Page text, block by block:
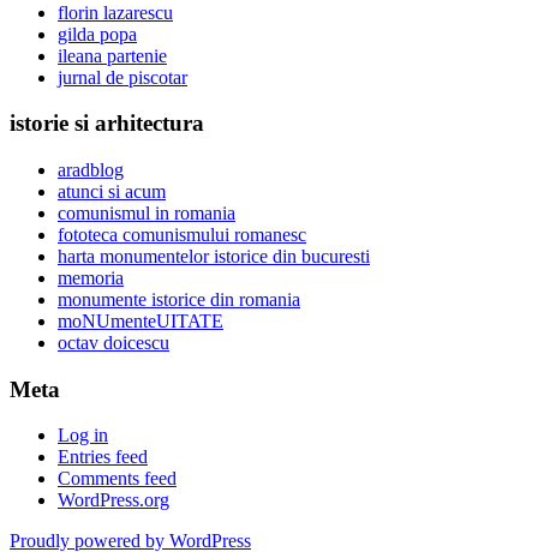
florin lazarescu
gilda popa
ileana partenie
jurnal de piscotar
istorie si arhitectura
aradblog
atunci si acum
comunismul in romania
fototeca comunismului romanesc
harta monumentelor istorice din bucuresti
memoria
monumente istorice din romania
moNUmenteUITATE
octav doicescu
Meta
Log in
Entries feed
Comments feed
WordPress.org
Proudly powered by WordPress